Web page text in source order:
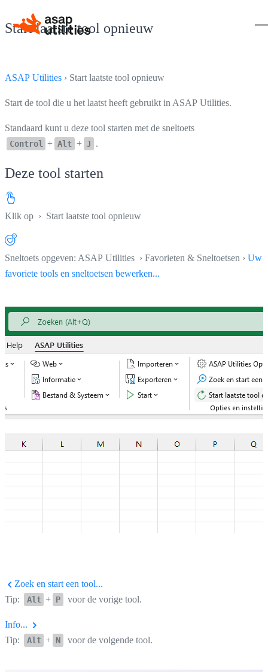
Start laatste tool opnieuw
ASAP Utilities › Start laatste tool opnieuw
Start de tool die u het laatst heeft gebruikt in ASAP Utilities.
Standaard kunt u deze tool starten met de sneltoets
Control + Alt + J .
Deze tool starten
Klik op › Start laatste tool opnieuw
Sneltoets opgeven: ASAP Utilities › Favorieten & Sneltoetsen › Uw
favoriete tools en sneltoetsen bewerken...
Zoek en start een tool...
Tip:
Alt + P voor de vorige tool.
Info...
Tip:
Alt + N voor de volgende tool.